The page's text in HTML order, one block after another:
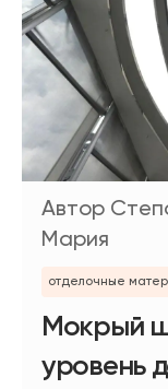
Автор
Мария
отделочные
Мокрый
уровень